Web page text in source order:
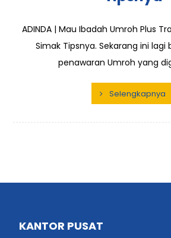
ADINDA | Mau Ibadah Umroh Plus
Simak Tipsnya. Sekarang ini
penawaran Umroh yang
Selengkapnya
KANTOR PUSAT